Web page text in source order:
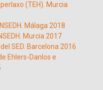
(TEH). Murcia
Málaga 2018
Murcia 2017
SED. Barcelona 2016
Ehlers-Danlos e